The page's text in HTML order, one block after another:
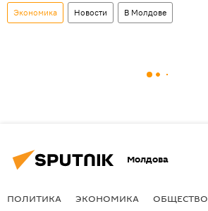
Экономика Новости В Молдове
Молдова
ПОЛИТИКА ЭКОНОМИКА ОБЩЕСТВО